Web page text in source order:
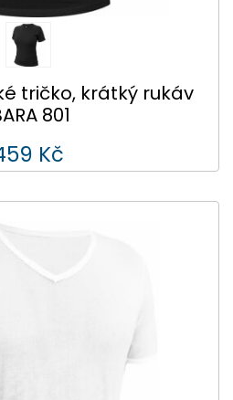
tričko, krátký rukáv
801
Kč